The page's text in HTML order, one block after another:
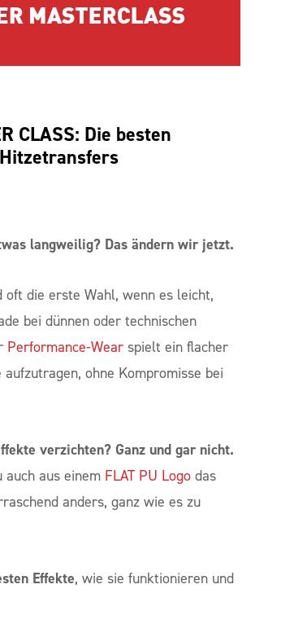
CLASS: Die besten
langweilig? Das ändern wir jetzt.
oft die erste Wahl, wenn es leicht,
bei dünnen oder technischen
Performance-Wear spielt ein flacher
ohne Kompromisse bei
verzichten? Ganz und gar nicht.
aus einem FLAT PU Logo das
anders, ganz wie es zu
Effekte, wie sie funktionieren und